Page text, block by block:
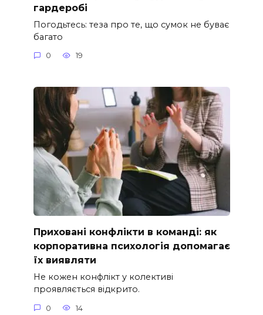
гардеробі
Погодьтесь: теза про те, що сумок не буває
багато
0 19
Приховані конфлікти в команді: як
корпоративна психологія допомагає
їх виявляти
Не кожен конфлікт у колективі
проявляється відкрито.
0 14